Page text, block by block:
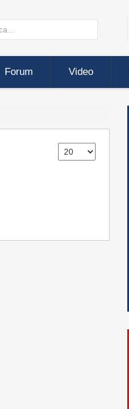
Forum Video